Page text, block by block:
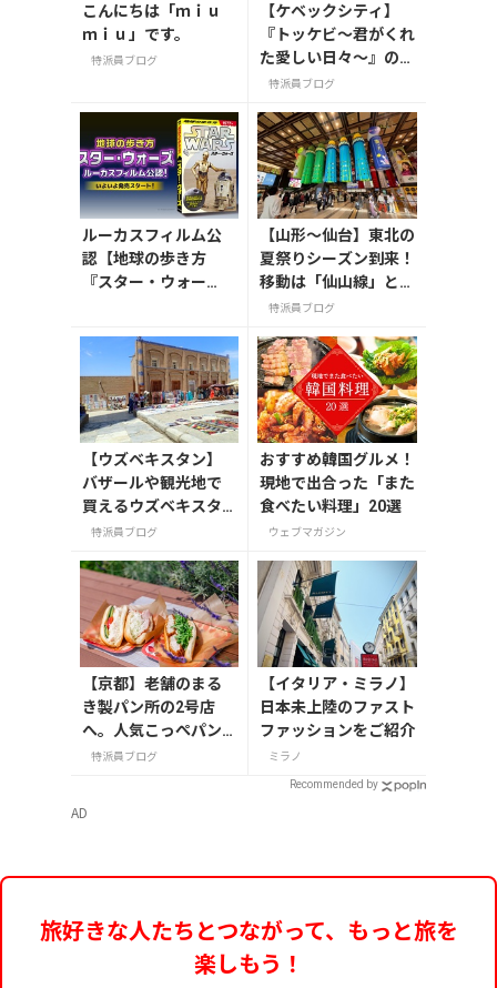
こんにちは「ｍｉｕ
ｍｉｕ」です。
特派員ブログ
【ケベックシティ】
『トッケビ〜君がくれ
た愛しい日々〜』の撮
影地を訪ねて
特派員ブログ
ルーカスフィルム公
認【地球の歩き方
『スター・ウォー
ログラム仕様の特製
リバーシブル帯付き
【山形〜仙台】東北の
夏祭りシーズン到来！
移動は「仙山線」と
「高速バス」どっちが
特派員ブログ
【ウズベキスタン】
バザールや観光地で
買えるウズベキスタ
ンのお土産
特派員ブログ
おすすめ韓国グルメ！
現地で出合った「また
食べたい料理」20選
ウェブマガジン
【京都】老舗のまる
き製パン所の2号店
へ。人気こっぺパン
を市役所で味わう
特派員ブログ
【イタリア・ミラノ】
日本未上陸のファスト
ファッションをご紹介
ミラノ
Recommended by
AD
旅好きな人たちとつながって、もっと旅を
楽しもう！